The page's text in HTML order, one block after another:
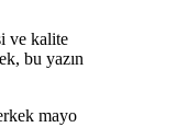
ve kalite
bu yazın
mayo